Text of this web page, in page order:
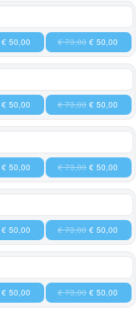
€ 50,00 € 73,00 € 50,00
€ 50,00 € 73,00 € 50,00
€ 50,00 € 73,00 € 50,00
€ 50,00 € 73,00 € 50,00
€ 50,00 € 73,00 € 50,00